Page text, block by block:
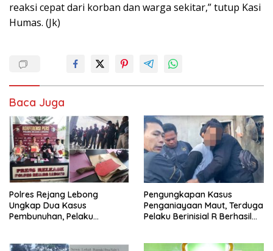
reaksi cepat dari korban dan warga sekitar,” tutup Kasi
Humas. (Jk)
Baca Juga
Polres Rejang Lebong
Ungkap Dua Kasus
Pembunuhan, Pelaku
Pengungkapan Kasus
Penganiayaan Maut, Terduga
Pelaku Berinisial R Berhasil